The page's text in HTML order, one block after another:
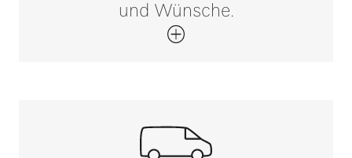
Bruttogewicht in kg i
und Wünsche.